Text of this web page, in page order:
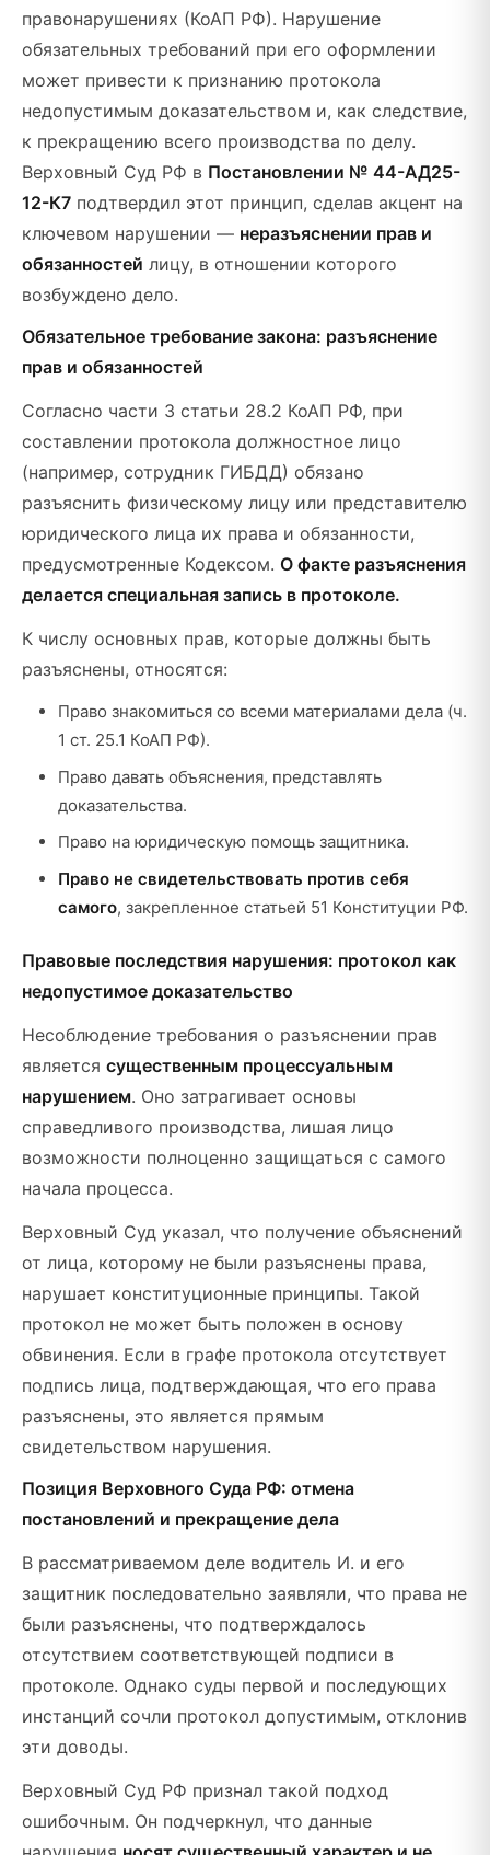
правонарушениях (КоАП РФ). Нарушение
обязательных требований при его оформлении
может привести к признанию протокола
недопустимым доказательством и, как следствие,
к прекращению всего производства по делу.
Верховный Суд РФ в Постановлении № 44-АД25-
12-К7 подтвердил этот принцип, сделав акцент на
ключевом нарушении — неразъяснении прав и
обязанностей лицу, в отношении которого
возбуждено дело.
Обязательное требование закона: разъяснение
прав и обязанностей
Согласно части 3 статьи 28.2 КоАП РФ, при
составлении протокола должностное лицо
(например, сотрудник ГИБДД) обязано
разъяснить физическому лицу или представителю
юридического лица их права и обязанности,
предусмотренные Кодексом. О факте разъяснения
делается специальная запись в протоколе.
К числу основных прав, которые должны быть
разъяснены, относятся:
Право знакомиться со всеми материалами дела (ч.
1 ст. 25.1 КоАП РФ).
Право давать объяснения, представлять
доказательства.
Право на юридическую помощь защитника.
Право не свидетельствовать против себя
самого, закрепленное статьей 51 Конституции РФ.
Правовые последствия нарушения: протокол как
недопустимое доказательство
Несоблюдение требования о разъяснении прав
является существенным процессуальным
нарушением. Оно затрагивает основы
справедливого производства, лишая лицо
возможности полноценно защищаться с самого
начала процесса.
Верховный Суд указал, что получение объяснений
от лица, которому не были разъяснены права,
нарушает конституционные принципы. Такой
протокол не может быть положен в основу
обвинения. Если в графе протокола отсутствует
подпись лица, подтверждающая, что его права
разъяснены, это является прямым
свидетельством нарушения.
Позиция Верховного Суда РФ: отмена
постановлений и прекращение дела
В рассматриваемом деле водитель И. и его
защитник последовательно заявляли, что права не
были разъяснены, что подтверждалось
отсутствием соответствующей подписи в
протоколе. Однако суды первой и последующих
инстанций сочли протокол допустимым, отклонив
эти доводы.
Верховный Суд РФ признал такой подход
ошибочным. Он подчеркнул, что данные